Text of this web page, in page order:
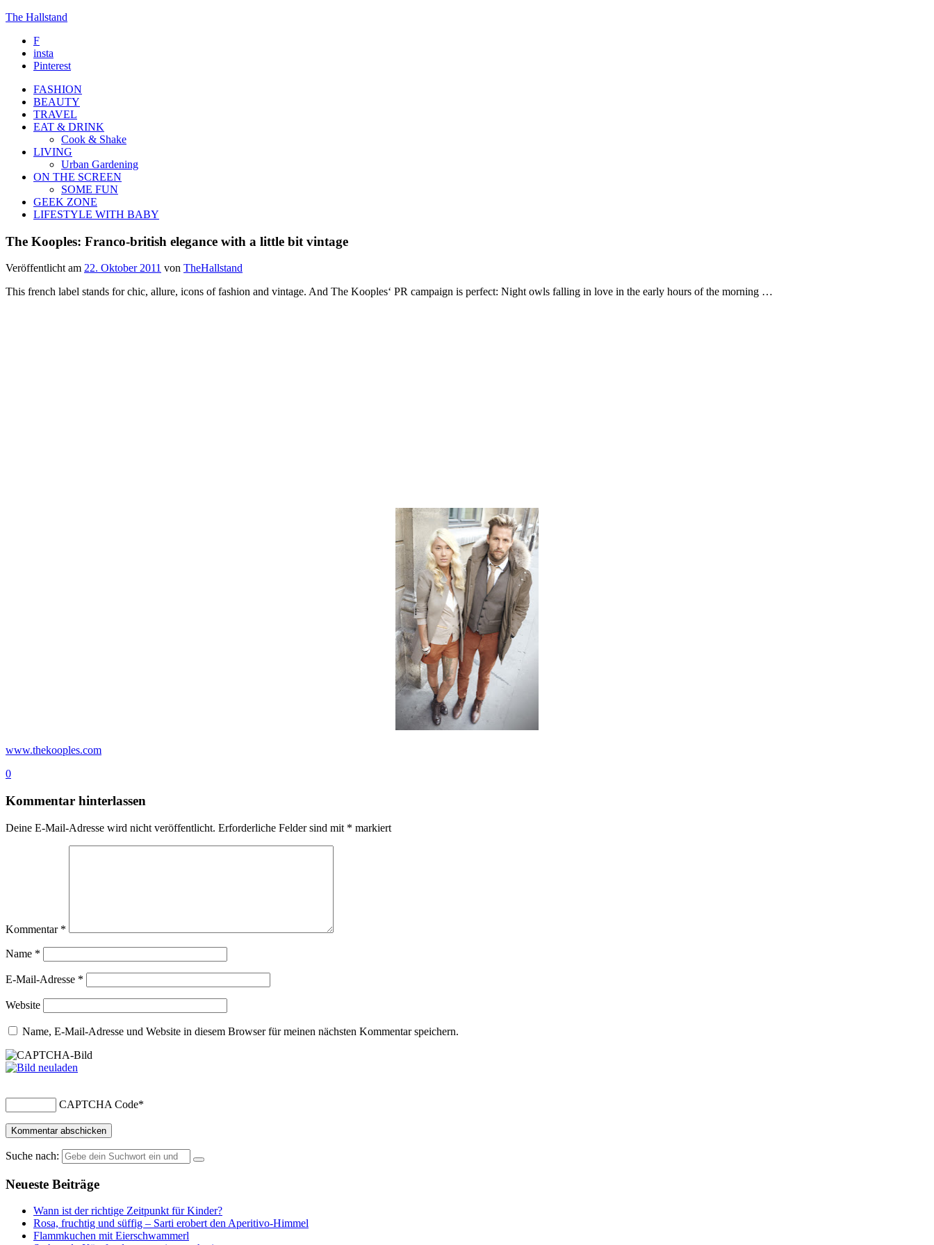
The Hallstand
F
insta
Pinterest
FASHION
BEAUTY
TRAVEL
EAT & DRINK
Cook & Shake
LIVING
Urban Gardening
ON THE SCREEN
SOME FUN
GEEK ZONE
LIFESTYLE WITH BABY
The Kooples: Franco-british elegance with a little bit vintage
Veröffentlicht am 22. Oktober 2011 von TheHallstand
This french label stands for chic, allure, icons of fashion and vintage. And The Kooples‘ PR campaign is perfect: Night owls falling in love in the early hours of the morning …
www.thekooples.com
0
Kommentar hinterlassen
Deine E-Mail-Adresse wird nicht veröffentlicht. Erforderliche Felder sind mit * markiert
Kommentar *
Name *
E-Mail-Adresse *
Website
Name, E-Mail-Adresse und Website in diesem Browser für meinen nächsten Kommentar speichern.
CAPTCHA Code*
Suche nach:
Neueste Beiträge
Wann ist der richtige Zeitpunkt für Kinder?
Rosa, fruchtig und süffig – Sarti erobert den Aperitivo-Himmel
Flammkuchen mit Eierschwammerl